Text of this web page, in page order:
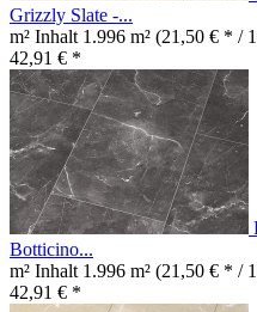
Grizzly Slate -...
m² Inhalt 1.996 m² (21,50 € * /
42,91 € *
Botticino...
m² Inhalt 1.996 m² (21,50 € * /
42,91 € *